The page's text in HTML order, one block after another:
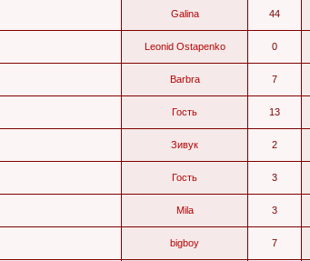
Galina 44
Leonid Ostapenko 0
Barbra 7
Гость 13
Зивук 2
Гость 3
Mila 3
bigboy 7